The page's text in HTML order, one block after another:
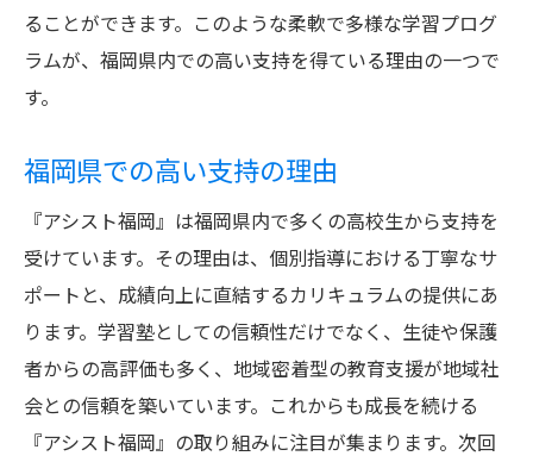
ることができます。このような柔軟で多様な学習プログ
ラムが、福岡県内での高い支持を得ている理由の一つで
す。
福岡県での高い支持の理由
『アシスト福岡』は福岡県内で多くの高校生から支持を
受けています。その理由は、個別指導における丁寧なサ
ポートと、成績向上に直結するカリキュラムの提供にあ
ります。学習塾としての信頼性だけでなく、生徒や保護
者からの高評価も多く、地域密着型の教育支援が地域社
会との信頼を築いています。これからも成長を続ける
『アシスト福岡』の取り組みに注目が集まります。次回